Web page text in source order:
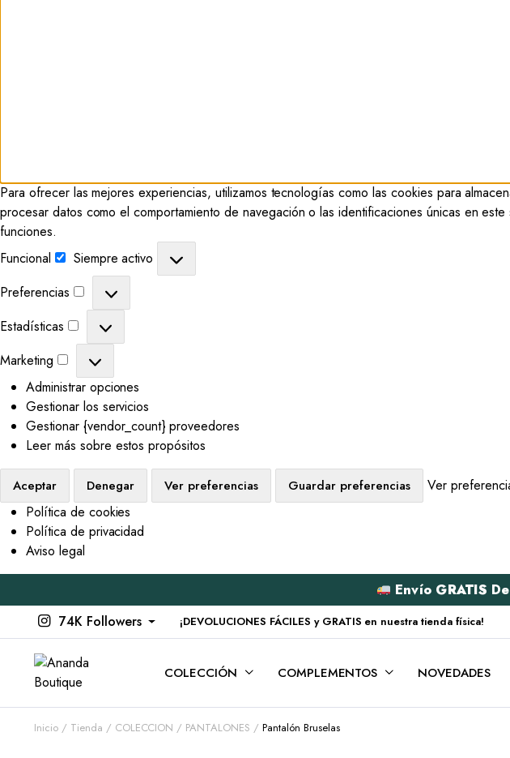
Para ofrecer las mejores experiencias, utilizamos tecnologías como las cookies para
procesar datos como el comportamiento de navegación o las identificaciones únicas en
funciones.
Funcional
Siempre activo
Preferencias
Estadísticas
Marketing
Administrar opciones
Gestionar los servicios
Gestionar {vendor_count} proveedores
Leer más sobre estos propósitos
Aceptar Denegar Ver preferencias Guardar preferencias
Ver
Política de cookies
Política de privacidad
Aviso legal
Envío GRATIS
74K Followers
¡DEVOLUCIONES FÁCILES y GRATIS en nuestra tienda física!
COLECCIÓN COMPLEMENTOS NOVEDADES
Inicio Tienda COLECCION PANTALONES Pantalón Bruselas